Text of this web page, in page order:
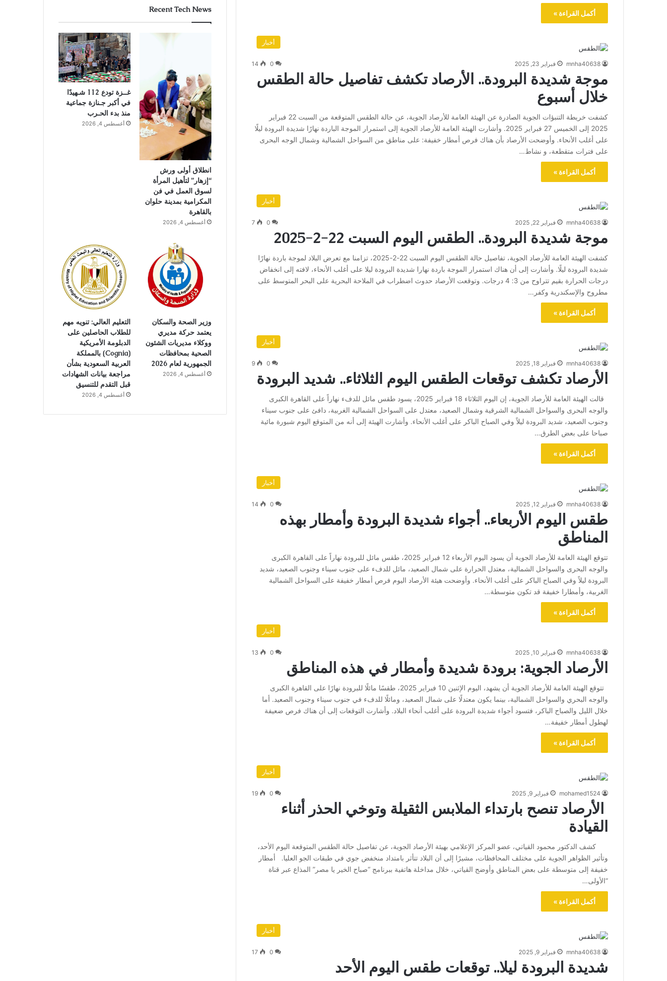
أكمل القراءة »
أخبار
mnha40638 فبراير 23, 2025 0
14
موجة شديدة البرودة.. الأرصاد تكشف تفاصيل حالة الطقس
خلال أسبوع
كشفت خريطة التنبؤات الجوية الصادرة عن الهيئة العامة للأرصاد الجوية، عن حالة الطقس المتوقعة من السبت 22 فبراير
2025 إلى الخميس 27 فبراير 2025. وأشارت الهيئة العامة للأرصاد الجوية إلى استمرار الموجة الباردة نهارًا شديدة البرودة ليلًا
على أغلب الأنحاء. وأوضحت الأرصاد بأن هناك فرص أمطار خفيفة: على مناطق من السواحل الشمالية وشمال الوجه البحرى
على فترات متقطعة، و نشاط…
أكمل القراءة »
أخبار
mnha40638 فبراير 22, 2025 0
7
موجة شديدة البرودة.. الطقس اليوم السبت 22-2-2025
كشفت الهيئة العامة للأرصاد الجوية، تفاصيل حالة الطقس اليوم السبت 22-2-2025، تزامنا مع تعرض البلاد لموجة باردة نهارًا
شديدة البرودة ليلًا. وأشارت إلى أن هناك استمرار الموجة باردة نهارا شديدة البرودة ليلا على أغلب الأنحاء، لافته إلى انخفاض
درجات الحرارة بقيم تتراوح من 3: 4 درجات. وتوقعت الأرصاد حدوث اضطراب في الملاحة البحرية على البحر المتوسط على
مطروح والإسكندرية وكفر…
أكمل القراءة »
أخبار
mnha40638 فبراير 18, 2025 0
9
الأرصاد تكشف توقعات الطقس اليوم الثلاثاء.. شديد البرودة
قالت الهيئة العامة للأرصاد الجوية، إن اليوم الثلاثاء 18 فبراير 2025، يسود طقس مائل للدفء نهاراً على القاهرة الكبرى
والوجه البحرى والسواحل الشمالية الشرقية وشمال الصعيد، معتدل على السواحل الشمالية الغربية، دافئ على جنوب سيناء
وجنوب الصعيد، شديد البرودة ليلاً وفي الصباح الباكر على أغلب الأنحاء. وأشارت الهيئة إلى أنه من المتوقع اليوم شبورة مائية
صباحا على بعض الطرق…
أكمل القراءة »
أخبار
mnha40638 فبراير 12, 2025 0
14
طقس اليوم الأربعاء.. أجواء شديدة البرودة وأمطار بهذه
المناطق
تتوقع الهيئة العامة للأرصاد الجوية أن يسود اليوم الأربعاء 12 فبراير 2025، طقس مائل للبرودة نهاراً على القاهرة الكبرى
والوجه البحرى والسواحل الشمالية، معتدل الحرارة على شمال الصعيد، مائل للدفء على جنوب سيناء وجنوب الصعيد، شديد
البرودة ليلاً وفي الصباح الباكر على أغلب الأنحاء. وأوضحت هيئة الأرصاد اليوم فرص أمطار خفيفة على السواحل الشمالية
الغربية، وأمطارا خفيفة قد تكون متوسطة…
أكمل القراءة »
أخبار
mnha40638 فبراير 10, 2025 0
13
الأرصاد الجوية: برودة شديدة وأمطار في هذه المناطق
تتوقع الهيئة العامة للأرصاد الجوية أن يشهد، اليوم الإثنين 10 فبراير 2025، طقسًا مائلًا للبرودة نهارًا على القاهرة الكبرى
والوجه البحري والسواحل الشمالية، بينما يكون معتدلًا على شمال الصعيد، ومائلًا للدفء في جنوب سيناء وجنوب الصعيد. أما
خلال الليل والصباح الباكر، فتسود أجواء شديدة البرودة على أغلب أنحاء البلاد. وأشارت التوقعات إلى أن هناك فرص ضعيفة
لهطول أمطار خفيفة…
أكمل القراءة »
أخبار
mohamed1524 فبراير 9, 2025 0
19
الأرصاد تنصح بارتداء الملابس الثقيلة وتوخي الحذر أثناء
القيادة
كشف الدكتور محمود القياتي، عضو المركز الإعلامي بهيئة الأرصاد الجوية، عن تفاصيل حالة الطقس المتوقعة اليوم الأحد،
وتأثير الظواهر الجوية على مختلف المحافظات، مشيرًا إلى أن البلاد تتأثر بامتداد منخفض جوي في طبقات الجو العليا. أمطار
خفيفة إلى متوسطة على بعض المناطق وأوضح القياتي، خلال مداخلة هاتفية ببرنامج “صباح الخير يا مصر” المذاع عبر قناة
“الأولى…
أكمل القراءة »
أخبار
mnha40638 فبراير 9, 2025 0
17
شديدة البرودة ليلا.. توقعات طقس اليوم الأحد
Recent Tech News
انطلاق أولى ورش
“إزهار” لتأهيل المرأة
لسوق العمل في فن
المكرامية بمدينة حلوان
بالقاهرة
أغسطس 4, 2026
غــزة تودع 112 شـهيدًا
في أكبر جـنازة جماعية
منذ بدء الحـرب
أغسطس 4, 2026
وزير الصحة والسكان
يعتمد حركة مديري
ووكلاء مديريات الشئون
الصحية بمحافظات
الجمهورية لعام 2026
أغسطس 4, 2026
التعليم العالي: تنويه مهم
للطلاب الحاصلين على
الدبلومة الأمريكية
(Cognia) بالمملكة
العربية السعودية بشأن
مراجعة بيانات الشهادات
قبل التقدم للتنسيق
أغسطس 4, 2026